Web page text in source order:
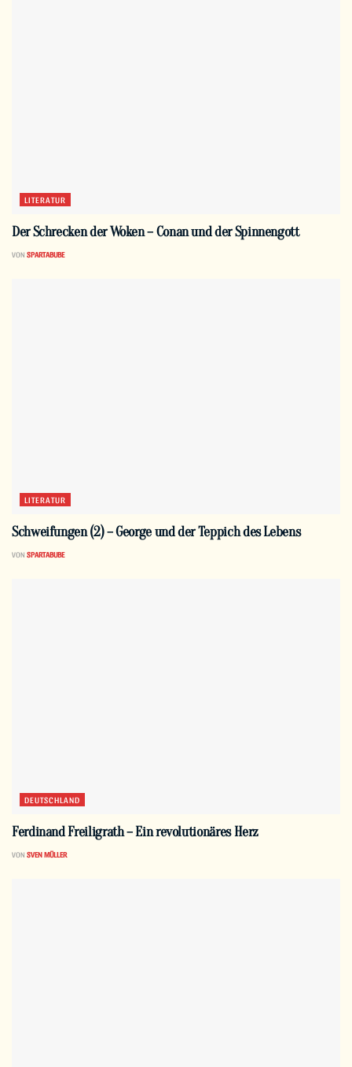
LITERATUR
Der Schrecken der Woken – Conan und der Spinnengott
VON SPARTABUBE
LITERATUR
Schweifungen (2) – George und der Teppich des Lebens
VON SPARTABUBE
DEUTSCHLAND
Ferdinand Freiligrath – Ein revolutionäres Herz
VON SVEN MÜLLER